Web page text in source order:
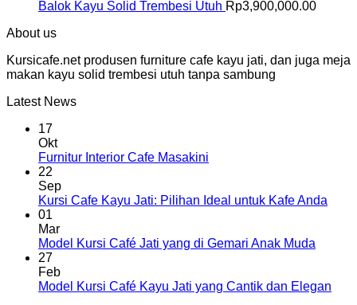
Balok Kayu Solid Trembesi Utuh Rp3,900,000.00
About us
Kursicafe.net produsen furniture cafe kayu jati, dan juga meja
makan kayu solid trembesi utuh tanpa sambung
Latest News
17
Okt
Furnitur Interior Cafe Masakini
22
Sep
Kursi Cafe Kayu Jati: Pilihan Ideal untuk Kafe Anda
01
Mar
Model Kursi Café Jati yang di Gemari Anak Muda
27
Feb
Model Kursi Café Kayu Jati yang Cantik dan Elegan